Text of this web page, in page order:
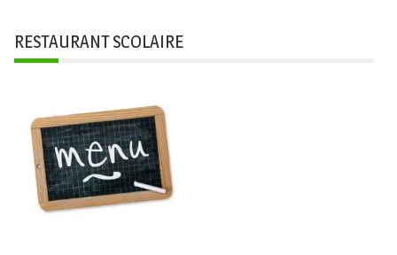
RESTAURANT SCOLAIRE